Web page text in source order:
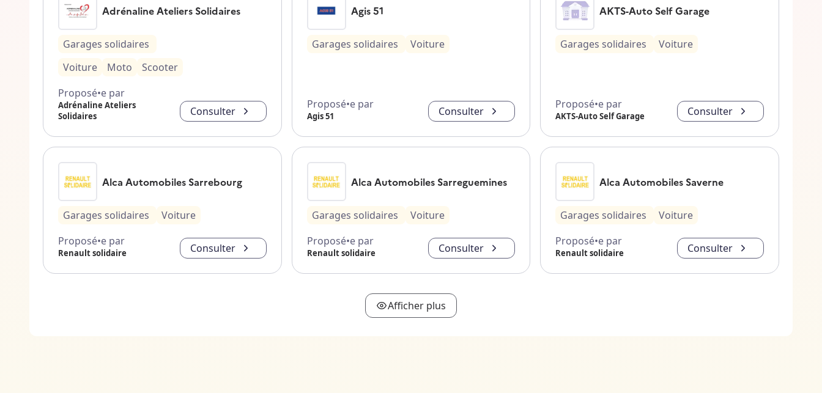
Adrénaline Ateliers Solidaires
Garages solidaires
Voiture
Moto
Scooter
Proposé•e par
Adrénaline Ateliers
Solidaires
Consulter
Agis 51
Garages solidaires Voiture
Proposé•e par
Agis 51 Consulter
AKTS-Auto Self Garage
Garages solidaires Voiture
Proposé•e par
AKTS-Auto Self Garage Consulter
Alca Automobiles Sarrebourg
Garages solidaires
Voiture
Proposé•e par
Renault solidaire Consulter
Alca Automobiles Sarreguemines
Garages solidaires
Voiture
Proposé•e par
Renault solidaire Consulter
Alca Automobiles Saverne
Garages solidaires
Voiture
Proposé•e par
Renault solidaire Consulter
Afficher plus